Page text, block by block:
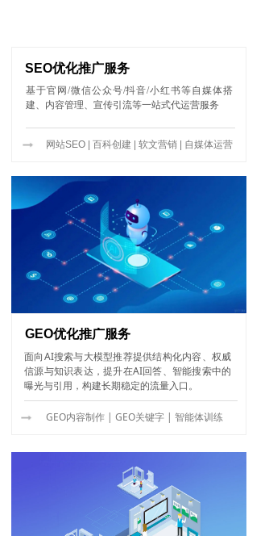
GEO优化推广服务
面向AI搜索与大模型推荐提供结构化内容、权威
信源与知识表达，提升在AI回答、智能搜索中的
曝光与引用，构建长期稳定的流量入口。
GEO内容制作 | GEO关键字 | 智能体训练
SEO优化推广服务
基于官网/微信公众号/抖音/小红书等自媒体搭
建、内容管理、宣传引流等一站式代运营服务
网站SEO | 百科创建 | 软文营销 | 自媒体运营